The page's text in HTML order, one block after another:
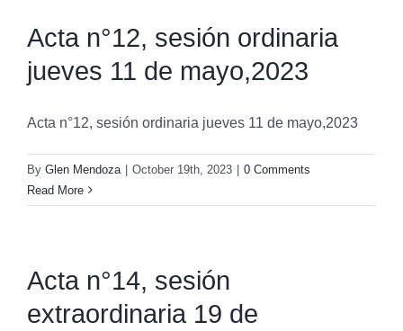
Acta n°12, sesión ordinaria
jueves 11 de mayo,2023
Acta n°12, sesión ordinaria jueves 11 de mayo,2023
By Glen Mendoza October 19th, 2023
0 Comments
Read More
Acta n°14, sesión
extraordinaria 19 de